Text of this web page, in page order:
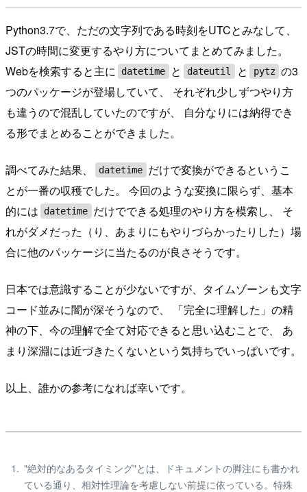
Python3.7で、ただの文字列である時刻をUTCとみなして、
JSTの時間に変更するやり方についてまとめてみました。
Webを検索すると主に
datetime と dateutil と pytz の3
つのパッケージが登場していて、 それぞれ少しずつやり方
も違うので混乱していたのですが、 自分なりには納得でき
る形でまとめることができました。
調べてみた結果、 datetime だけで変換ができるというこ
とが一番の収穫でした。 今回のような変換に限らず、基本
的には
datetime だけでできる処理のやり方を模索し、 そ
れがダメだった（り、あまりにもやりづらかったりした）場
合に他のパッケージに当たるのが良さそうです。
日本では意識することが少ないですが、タイムゾーンも文字
コード並みに闇が深そうなので、 「完全に理解した」の精
神の下、今の理解で全て対応できると思い込むことで、 あ
まり深淵には近づきたくないという気持ちでいっぱいです。
以上、誰かの参考になれば幸いです。
"絶対的なあるタイミング"とは、ドキュメントの脚注にも書かれ
ている通り、相対性理論を考慮しない前提に依っている。特殊